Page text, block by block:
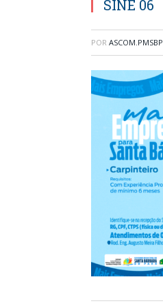
SINE 06
POR ASCOM.PMSBP